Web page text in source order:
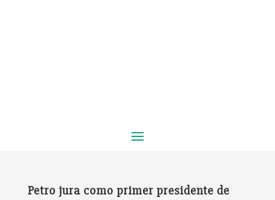
Petro jura como primer presidente de